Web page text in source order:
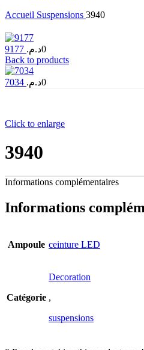
Accueil Suspensions 3940
9177 0د.م.
Back to products
7034 0د.م.
Click to enlarge
3940
Informations complémentaires
Informations
Ampoule ceinture LED
Catégorie
Decoration
,
suspensions